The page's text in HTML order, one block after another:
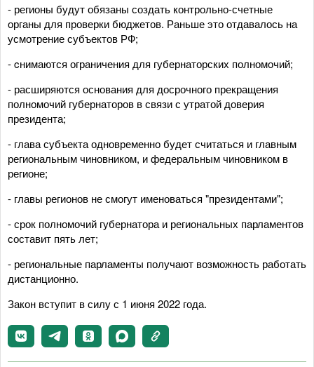
- регионы будут обязаны создать контрольно-счетные
органы для проверки бюджетов. Раньше это отдавалось на
усмотрение субъектов РФ;
- cнимаются ограничения для губернаторских полномочий;
- расширяются основания для досрочного прекращения
полномочий губернаторов в связи с утратой доверия
президента;
- глава субъекта одновременно будет считаться и главным
региональным чиновником, и федеральным чиновником в
регионе;
- главы регионов не смогут именоваться "президентами";
- срок полномочий губернатора и региональных парламентов
составит пять лет;
- региональные парламенты получают возможность работать
дистанционно.
Закон вступит в силу с 1 июня 2022 года.